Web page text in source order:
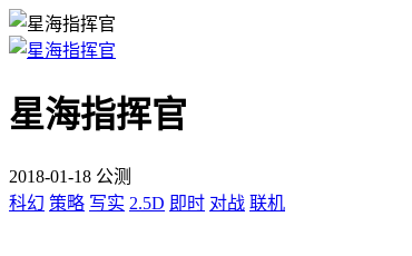
星海指挥官
2018-01-18 公测
科幻 策略 写实 2.5D 即时 对战 联机